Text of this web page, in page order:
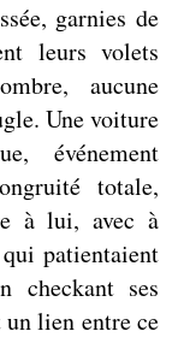
garnies de
leurs volets
aucune
Une voiture
événement
totale,
à lui, avec à
patientaient
checkant ses
lien entre ce